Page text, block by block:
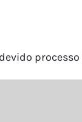
processo